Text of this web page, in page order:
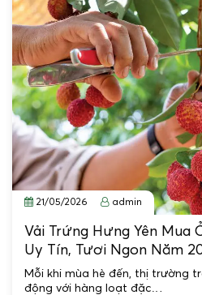
21/05/2026 admin
Vải Trứng Hưng Yên Mua
Uy Tín, Tươi Ngon Năm
Mỗi khi mùa hè đến, thị trường
động với hàng loạt đặc…